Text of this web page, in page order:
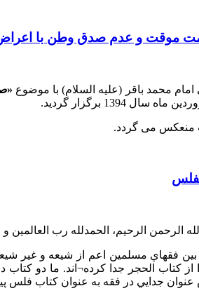
موقت و عدم صدق وطن با
محمد باقر (علیه السلام) با موضوع «
منعکس می گردد.
الرحمن الرحيم، الحمدلله رب
فقهاي مسلمين اعم از شيعه و
کتاب الحجر جدا کرده¬اند. ما دو
جدايي در فقه به عنوان کتاب فلس